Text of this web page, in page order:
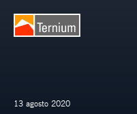
13 agosto 2020